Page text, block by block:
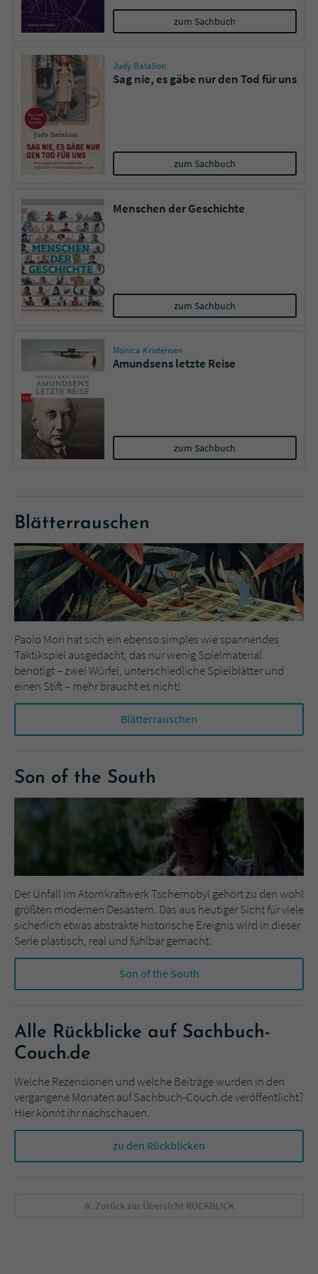
zum Sachbuch
Judy Batalion
Sag nie, es gäbe nur den Tod für uns
zum Sachbuch
Menschen der Geschichte
zum Sachbuch
Monica Kristensen
Amundsens letzte Reise
zum Sachbuch
Blätterrauschen
Paolo Mori hat sich ein ebenso simples wie spannendes
Taktikspiel ausgedacht, das nur wenig Spielmaterial
benötigt – zwei Würfel, unterschiedliche Spielblätter und
einen Stift – mehr braucht es nicht!
Blätterrauschen
Son of the South
Der Unfall im Atomkraftwerk Tschernobyl gehört zu den wohl
größten modernen Desastern. Das aus heutiger Sicht für viele
sicherlich etwas abstrakte historische Ereignis wird in dieser
Serie plastisch, real und fühlbar gemacht.
Son of the South
Alle Rückblicke auf Sachbuch-
Couch.de
Welche Rezensionen und welche Beiträge wurden in den
vergangene Monaten auf Sachbuch-Couch.de veröffentlicht?
Hier könnt ihr nachschauen.
zu den Rückblicken
Zurück zur Übersicht RÜCKBLICK
Name tx_pwcomments_ahash
Anbieter Literatur-Couch Medien GmbH & Co. KG
Laufzeit 1 Jahr
Zweck
fe_typo_user
Anbieter Literatur-Couch Medien GmbH & Co. KG
Laufzeit Session
Zweck
Dieses Cookie gewährleistet die
Kommunikation der Webseite mit dem
Benutzer. Es wird benötigt um z. B. den
Sicherheitscode des Kontaktformulars zu
überprüfen.